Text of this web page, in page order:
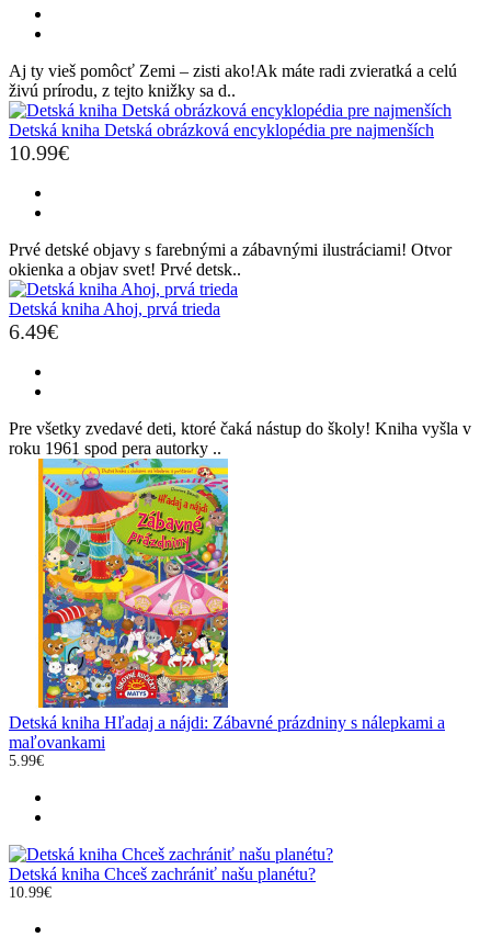
Aj ty vieš pomôcť Zemi – zisti ako!Ak máte radi zvieratká a celú
živú prírodu, z tejto knižky sa d..
Detská kniha Detská obrázková encyklopédia pre najmenších
10.99€
Prvé detské objavy s farebnými a zábavnými ilustráciami! Otvor
okienka a objav svet! Prvé detsk..
Detská kniha Ahoj, prvá trieda
6.49€
Pre všetky zvedavé deti, ktoré čaká nástup do školy! Kniha vyšla v
roku 1961 spod pera autorky ..
Detská kniha Hľadaj a nájdi: Zábavné prázdniny s nálepkami a
maľovankami
5.99€
Detská kniha Chceš zachrániť našu planétu?
10.99€